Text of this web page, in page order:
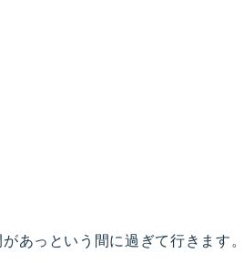
あっという間に過ぎて行きます。